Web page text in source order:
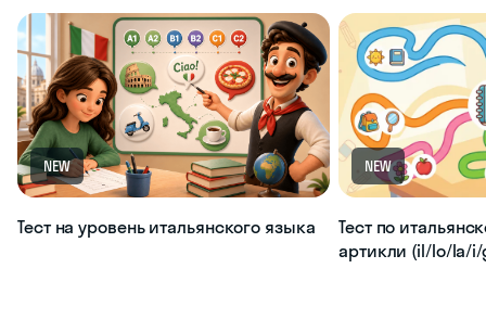
NEW
Тест на уровень итальянского языка
NEW
Тест по
артикли (il/lo/la/